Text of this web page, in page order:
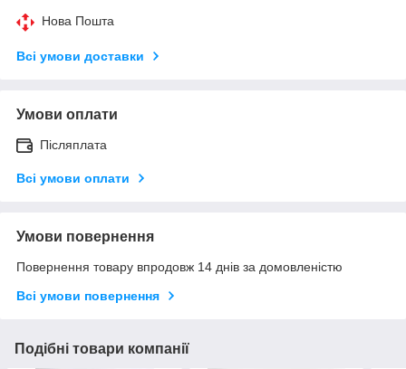
Нова Пошта
Всі умови доставки
Умови оплати
Післяплата
Всі умови оплати
Умови повернення
Повернення товару впродовж 14 днів за домовленістю
Всі умови повернення
Подібні товари компанії